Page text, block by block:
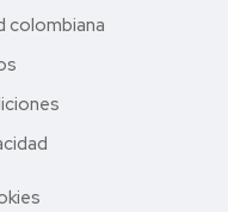
colombiana